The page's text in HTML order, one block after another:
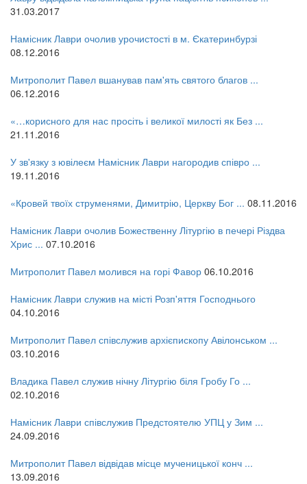
31.03.2017
Намісник Лаври очолив урочистості в м. Єкатеринбурзі
08.12.2016
Митрополит Павел вшанував пам'ять святого благов ...
06.12.2016
«…корисного для нас просіть і великої милості як Без ...
21.11.2016
У зв'язку з ювілеєм Намісник Лаври нагородив співро ...
19.11.2016
«Кровей твоїх струменями, Димитрію, Церкву Бог ... 08.11.2016
Намісник Лаври очолив Божественну Літургію в печері Різдва
Хрис ... 07.10.2016
Митрополит Павел молився на горі Фавор 06.10.2016
Намісник Лаври служив на місті Розп'яття Господнього
04.10.2016
Митрополит Павел співслужив архієпископу Авілонськом ...
03.10.2016
Владика Павел служив нічну Літургію біля Гробу Го ...
02.10.2016
Намісник Лаври співслужив Предстоятелю УПЦ у Зим ...
24.09.2016
Митрополит Павел відвідав місце мученицької конч ...
13.09.2016